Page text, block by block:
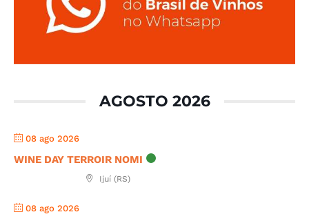
AGOSTO 2026
08 ago 2026
WINE DAY TERROIR NOMI
Ijuí (RS)
08 ago 2026